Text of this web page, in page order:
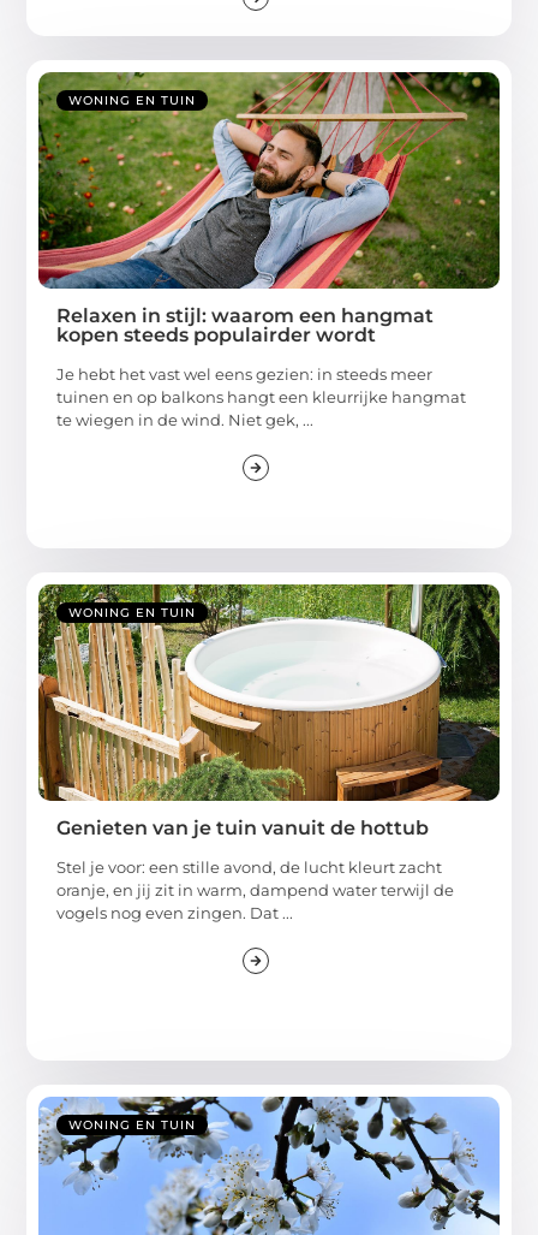
WONING EN TUIN
Relaxen in stijl: waarom een hangmat
kopen steeds populairder wordt
Je hebt het vast wel eens gezien: in steeds meer
tuinen en op balkons hangt een kleurrijke hangmat
te wiegen in de wind. Niet gek, ...
WONING EN TUIN
Genieten van je tuin vanuit de hottub
Stel je voor: een stille avond, de lucht kleurt zacht
oranje, en jij zit in warm, dampend water terwijl de
vogels nog even zingen. Dat ...
WONING EN TUIN